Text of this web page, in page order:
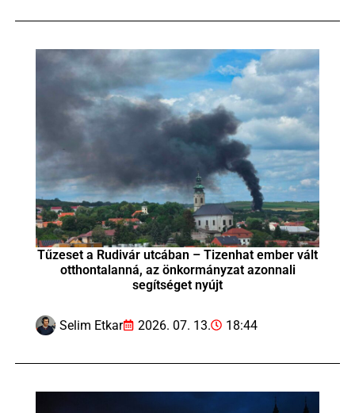
Tűzeset a Rudivár utcában – Tizenhat ember vált
otthontalanná, az önkormányzat azonnali
segítséget nyújt
Selim Etkar 2026. 07. 13. 18:44